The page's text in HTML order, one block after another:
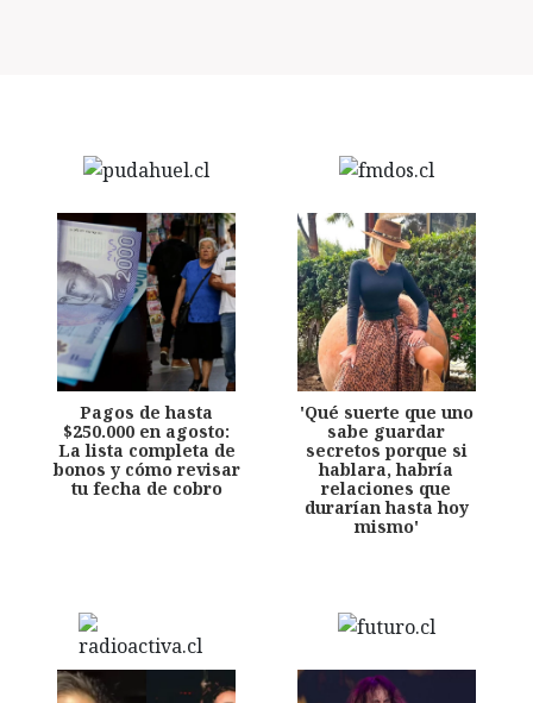
Pagos de hasta
$250.000 en agosto:
La lista completa de
bonos y cómo revisar
tu fecha de cobro
'Qué suerte que uno
sabe guardar
secretos porque si
hablara, habría
relaciones que
durarían hasta hoy
mismo'